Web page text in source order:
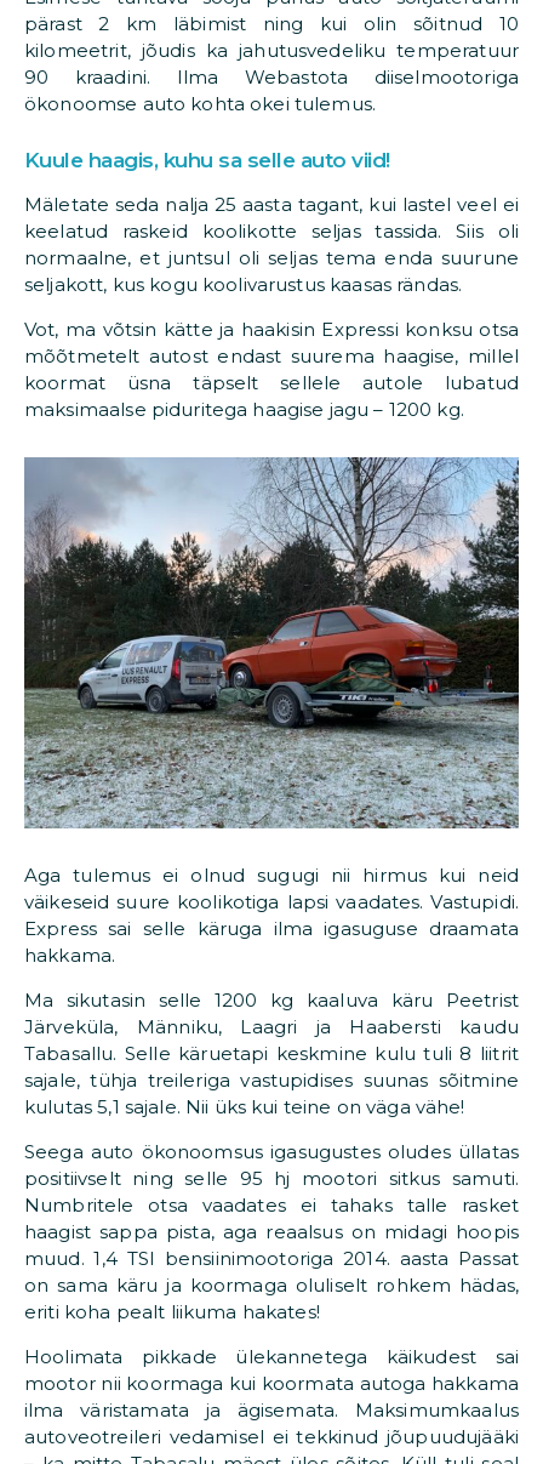
pärast 2 km läbimist ning kui olin sõitnud 10
kilomeetrit, jõudis ka jahutusvedeliku temperatuur
90 kraadini. Ilma Webastota diiselmootoriga
ökonoomse auto kohta okei tulemus.
Kuule haagis, kuhu sa selle auto viid!
Mäletate seda nalja 25 aasta tagant, kui lastel veel ei
keelatud raskeid koolikotte seljas tassida. Siis oli
normaalne, et juntsul oli seljas tema enda suurune
seljakott, kus kogu koolivarustus kaasas rändas.
Vot, ma võtsin kätte ja haakisin Expressi konksu otsa
mõõtmetelt autost endast suurema haagise, millel
koormat üsna täpselt sellele autole lubatud
maksimaalse piduritega haagise jagu – 1200 kg.
Aga tulemus ei olnud sugugi nii hirmus kui neid
väikeseid suure koolikotiga lapsi vaadates. Vastupidi.
Express sai selle käruga ilma igasuguse draamata
hakkama.
Ma sikutasin selle 1200 kg kaaluva käru Peetrist
Järveküla, Männiku, Laagri ja Haabersti kaudu
Tabasallu. Selle käruetapi keskmine kulu tuli 8 liitrit
sajale, tühja treileriga vastupidises suunas sõitmine
kulutas 5,1 sajale. Nii üks kui teine on väga vähe!
Seega auto ökonoomsus igasugustes oludes üllatas
positiivselt ning selle 95 hj mootori sitkus samuti.
Numbritele otsa vaadates ei tahaks talle rasket
haagist sappa pista, aga reaalsus on midagi hoopis
muud. 1,4 TSI bensiinimootoriga 2014. aasta Passat
on sama käru ja koormaga oluliselt rohkem hädas,
eriti koha pealt liikuma hakates!
Hoolimata pikkade ülekannetega käikudest sai
mootor nii koormaga kui koormata autoga hakkama
ilma väristamata ja ägisemata. Maksimumkaalus
autoveotreileri vedamisel ei tekkinud jõupuudujääki